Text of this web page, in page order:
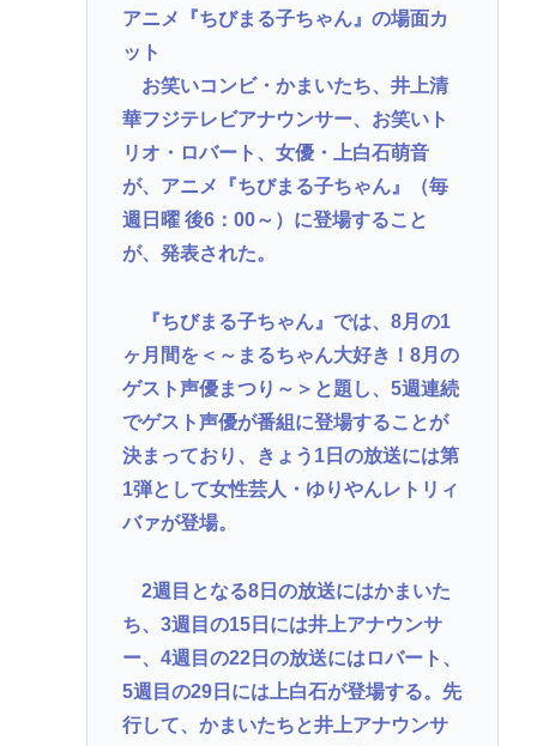
「バス停にされてる？」幼稚園バスが自宅前に“無断
停車” 敷地内に侵入も…保護者マナーに「我慢の限
重大インシデント該当せず、ANAと国交省機の接近
で航空機衝突防止装置（TCAS）の警報が作動したト
ラブル、羽田空港沖、全日空に通知
【悲報】高市さん、非核三原則「今後も堅持してい
中国SNS なぜフランス人はこれほど日本が好きな
のか? 投稿では「中国人も日本が好き」「普通の人
は…」[8/6]
【東京】睡眠時無呼吸症候群診断後に死亡事故=運転
の無職男（34）、独断で治療中断-危険運転致死罪適
アニメ『ちびまる子ちゃん』の場面カ
ット
お笑いコンビ・かまいたち、井上清
華フジテレビアナウンサー、お笑いト
リオ・ロバート、女優・上白石萌音
が、アニメ『ちびまる子ちゃん』（毎
週日曜 後6：00～）に登場すること
が、発表された。
『ちびまる子ちゃん』では、8月の1
ヶ月間を＜～まるちゃん大好き！8月の
ゲスト声優まつり～＞と題し、5週連続
でゲスト声優が番組に登場することが
決まっており、きょう1日の放送には第
1弾として女性芸人・ゆりやんレトリィ
バァが登場。
2週目となる8日の放送にはかまいた
ち、3週目の15日には井上アナウンサ
ー、4週目の22日の放送にはロバート、
5週目の29日には上白石が登場する。先
行して、かまいたちと井上アナウンサ